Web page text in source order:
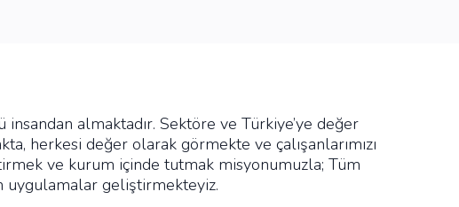
almaktadır. Sektöre ve Türkiye’ye değer
herkesi değer olarak görmekte ve çalışanlarımızı
ve kurum içinde tutmak misyonumuzla; Tüm
uygulamalar geliştirmekteyiz.